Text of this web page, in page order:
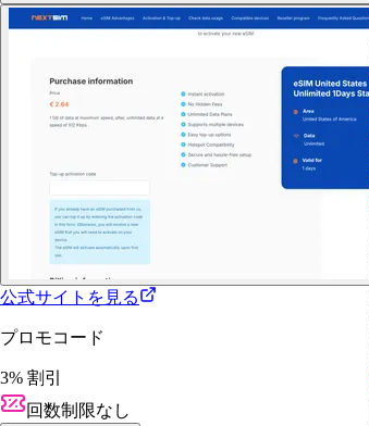
公式サイトを見る
プロモコード
3% 割引
回数制限なし